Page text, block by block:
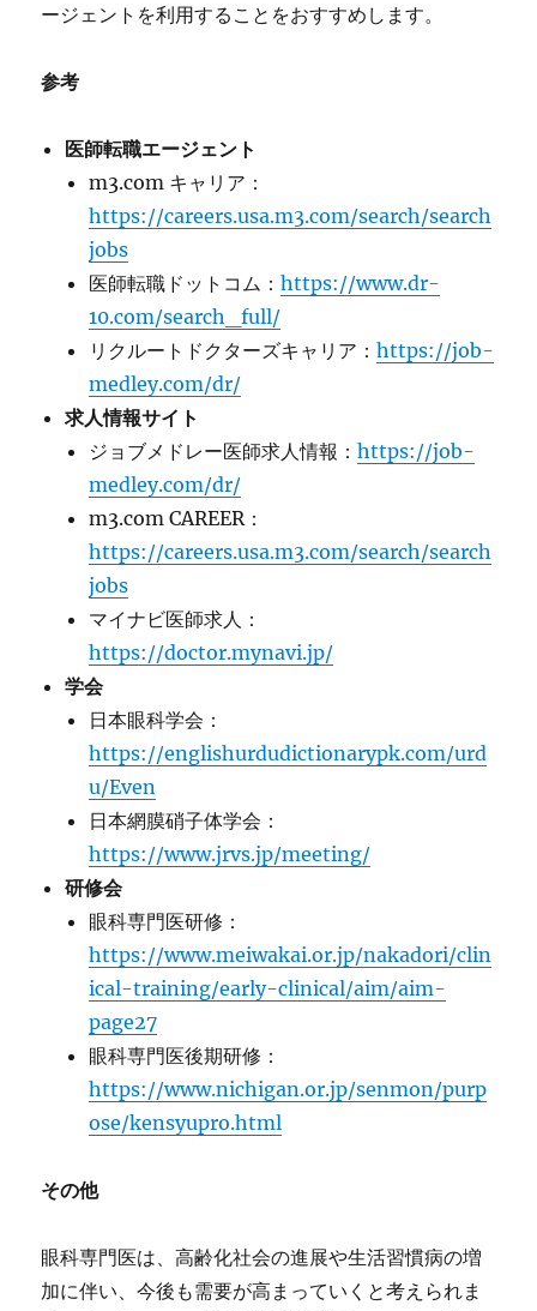
ージェントを利用することをおすすめします。
参考
医師転職エージェント
m3.com キャリア：
https://careers.usa.m3.com/search/search
jobs
医師転職ドットコム：https://www.dr-
10.com/search_full/
リクルートドクターズキャリア：https://job-
medley.com/dr/
求人情報サイト
ジョブメドレー医師求人情報：https://job-
medley.com/dr/
m3.com CAREER：
https://careers.usa.m3.com/search/search
jobs
マイナビ医師求人：
https://doctor.mynavi.jp/
学会
日本眼科学会：
https://englishurdudictionarypk.com/urd
u/Even
日本網膜硝子体学会：
https://www.jrvs.jp/meeting/
研修会
眼科専門医研修：
https://www.meiwakai.or.jp/nakadori/clin
ical-training/early-clinical/aim/aim-
page27
眼科専門医後期研修：
https://www.nichigan.or.jp/senmon/purp
ose/kensyupro.html
その他
眼科専門医は、高齢化社会の進展や生活習慣病の増
加に伴い、今後も需要が高まっていくと考えられま